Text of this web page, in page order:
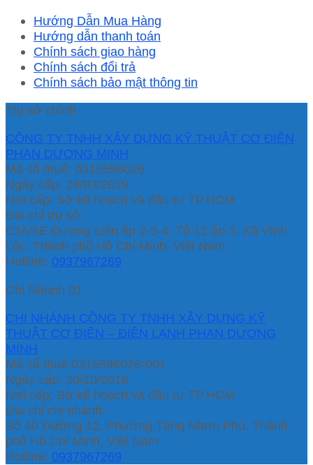
Hướng Dẫn Mua Hàng
Hướng dẫn thanh toán
Chính sách giao hàng
Chính sách đổi trả
Chính sách bảo mật thông tin
Trụ sở chính
CÔNG TY TNHH XÂY DỰNG KỸ THUẬT CƠ ĐIỆN
PHAN DƯƠNG MINH
Mã số thuế: 0315596026
Ngày cấp: 29/03/2019
Nơi cấp: Sở kế hoạch và đầu tư TP.HCM
Địa chỉ trụ sở:
C16/6E Đường Liên ấp 2-3-4, Tổ 12 ấp 3, Xã Vĩnh
Lộc, Thành phố Hồ Chí Minh, Việt Nam
Hotline: 0937967269
Chi Nhánh 01
CHI NHÁNH CÔNG TY TNHH XÂY DỰNG KỸ
THUẬT CƠ ĐIỆN – ĐIỆN LẠNH PHAN DƯƠNG
MINH
Mã số thuế 0315596026-001
Ngày cấp: 30/10/2019
Nơi cấp: Sở kế hoạch và đầu tư TP.HCM
Địa chỉ chi nhánh:
Số 40 Đường 12, Phường Tăng Nhơn Phú, Thành
phố Hồ Chí Minh, Việt Nam
Hotline: 0937967269